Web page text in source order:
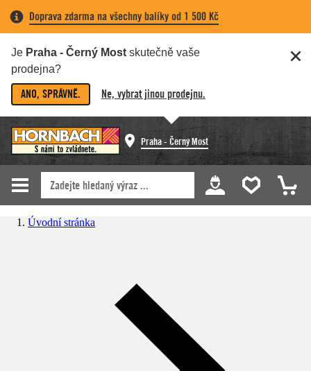
Doprava zdarma na všechny balíky od 1 500 Kč
Je Praha - Černý Most skutečně vaše
prodejna?
ANO, SPRÁVNĚ. Ne, vybrat jinou prodejnu.
Praha - Černý Most
Úvodní stránka